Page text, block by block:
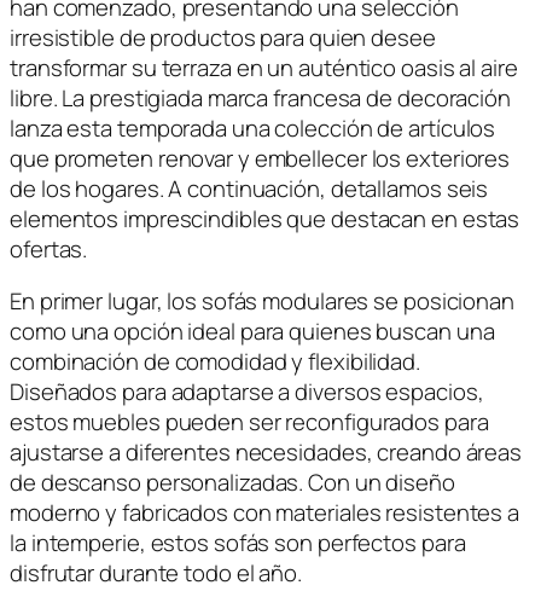
han comenzado, presentando una selección
irresistible de productos para quien desee
transformar su terraza en un auténtico oasis al aire
libre. La prestigiada marca francesa de decoración
lanza esta temporada una colección de artículos
que prometen renovar y embellecer los exteriores
de los hogares. A continuación, detallamos seis
elementos imprescindibles que destacan en estas
ofertas.
En primer lugar, los sofás modulares se posicionan
como una opción ideal para quienes buscan una
combinación de comodidad y flexibilidad.
Diseñados para adaptarse a diversos espacios,
estos muebles pueden ser reconfigurados para
ajustarse a diferentes necesidades, creando áreas
de descanso personalizadas. Con un diseño
moderno y fabricados con materiales resistentes a
la intemperie, estos sofás son perfectos para
disfrutar durante todo el año.